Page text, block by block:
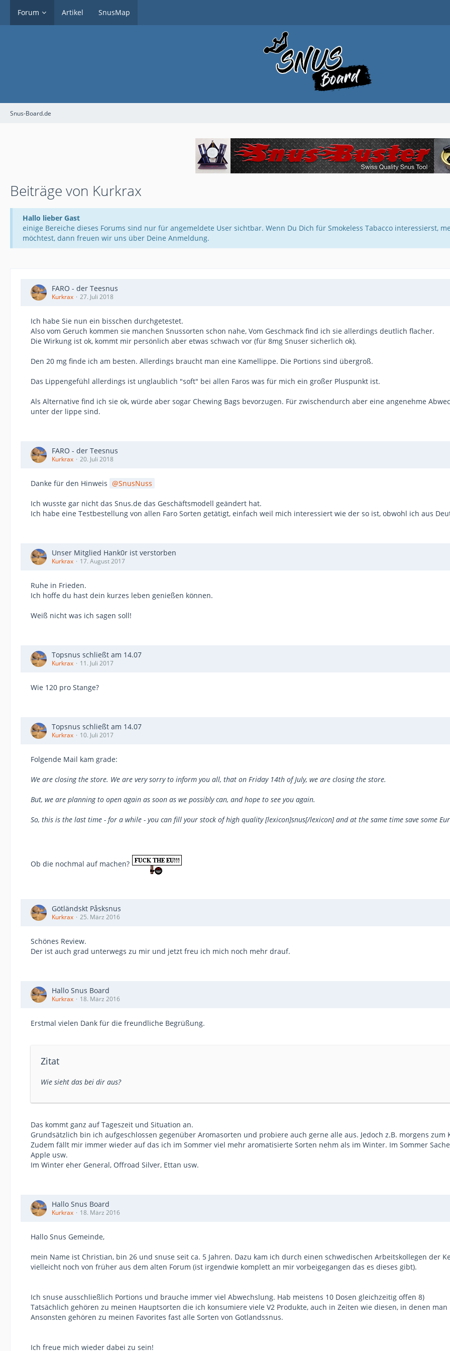
Forum Artikel SnusMap
Snus-Board.de
Beiträge von Kurkrax
Hallo lieber Gast
einige Bereiche dieses Forums sind nur für angemeldete User sichtbar. Wenn Du Dich für Smokeless Tabacco interessierst,
möchtest, dann freuen wir uns über Deine Anmeldung.
FARO - der Teesnus
Kurkrax 27. Juli 2018
Ich habe Sie nun ein bisschen durchgetestet.
Also vom Geruch kommen sie manchen Snussorten schon nahe, Vom Geschmack find ich sie allerdings deutlich flacher.
Die Wirkung ist ok, kommt mir persönlich aber etwas schwach vor (für 8mg Snuser sicherlich ok).
Den 20 mg finde ich am besten. Allerdings braucht man eine Kamellippe. Die Portions sind übergroß.
Das Lippengefühl allerdings ist unglaublich "soft" bei allen Faros was für mich ein großer Pluspunkt ist.
Als Alternative find ich sie ok, würde aber sogar Chewing Bags bevorzugen. Für zwischendurch aber eine angenehme
unter der lippe sind.
FARO - der Teesnus
Kurkrax 20. Juli 2018
Danke für den Hinweis SnusNuss
Ich wusste gar nicht das Snus.de das Geschäftsmodell geändert hat.
Ich habe eine Testbestellung von allen Faro Sorten getätigt, einfach weil mich interessiert wie der so ist, obwohl ich aus
Unser Mitglied Hank0r ist verstorben
Kurkrax 17. August 2017
Ruhe in Frieden.
Ich hoffe du hast dein kurzes leben genießen können.
Weiß nicht was ich sagen soll!
Topsnus schließt am 14.07
Kurkrax 11. Juli 2017
Wie 120 pro Stange?
Topsnus schließt am 14.07
Kurkrax 10. Juli 2017
Folgende Mail kam grade:
We are closing the store. We are very sorry to inform you all, that on Friday 14th of July, we are closing the store.
But, we are planning to open again as soon as we possibly can, and hope to see you again.
So, this is the last time - for a while - you can fill your stock of high quality [lexicon]snus[/lexicon] and at the same time save some
Ob die nochmal auf machen?
Götländskt Påsksnus
Kurkrax 25. März 2016
Schönes Review.
Der ist auch grad unterwegs zu mir und jetzt freu ich mich noch mehr drauf.
Hallo Snus Board
Kurkrax 18. März 2016
Erstmal vielen Dank für die freundliche Begrüßung.
Zitat
Wie sieht das bei dir aus?
Das kommt ganz auf Tageszeit und Situation an.
Grundsätzlich bin ich aufgeschlossen gegenüber Aromasorten und probiere auch gerne alle aus. Jedoch z.B. morgens
Zudem fällt mir immer wieder auf das ich im Sommer viel mehr aromatisierte Sorten nehm als im Winter. Im Sommer
Apple usw.
Im Winter eher General, Offroad Silver, Ettan usw.
Hallo Snus Board
Kurkrax 18. März 2016
Hallo Snus Gemeinde,
mein Name ist Christian, bin 26 und snuse seit ca. 5 Jahren. Dazu kam ich durch einen schwedischen Arbeitskollegen der
vielleicht noch von früher aus dem alten Forum (ist irgendwie komplett an mir vorbeigegangen das es dieses gibt).
Ich snuse ausschließlich Portions und brauche immer viel Abwechslung. Hab meistens 10 Dosen gleichzeitig offen 8)
Tatsächlich gehören zu meinen Hauptsorten die ich konsumiere viele V2 Produkte, auch in Zeiten wie diesen, in denen
Ansonsten gehören zu meinen Favorites fast alle Sorten von Gotlandssnus.
Ich freue mich wieder dabei zu sein!